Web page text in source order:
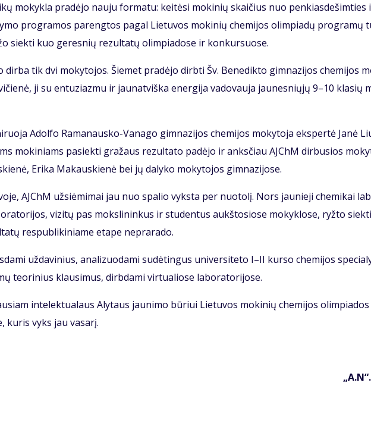
mo­kyk­la pra­dė­jo nau­ju for­ma­tu: kei­tė­si mo­ki­nių skai­čius nuo pen­kias­de­šim­ties
pro­gra­mos pa­reng­tos pa­gal Lie­tu­vos mo­ki­nių che­mi­jos olim­pia­dų pro­gra­mų
siek­ti kuo ge­res­nių re­zul­ta­tų olim­pia­do­se ir kon­kur­suo­se.
dir­ba tik dvi mo­ky­to­jos. Šie­met pra­dė­jo dirb­ti Šv. Be­ne­dik­to gim­na­zi­jos che­mi­jos
ji su en­tu­ziaz­mu ir jau­nat­viš­ka ener­gi­ja va­do­vau­ja jau­nes­nių­jų 9–10 kla­sių
Adol­fo Ra­ma­naus­ko-Va­na­go gim­na­zi­jos che­mi­jos mo­ky­to­ja eks­per­tė Ja­nė
mo­ki­niams pa­siek­ti gra­žaus re­zul­ta­to pa­dė­jo ir anks­čiau AJChM dir­bu­sios
Eri­ka Ma­kaus­kie­nė bei jų da­ly­ko mo­ky­to­jos gim­na­zi­jo­se.
AJChM už­si­ė­mi­mai jau nuo spa­lio vyks­ta per nuo­to­lį. Nors jau­nie­ji che­mi­kai
vi­zi­tų pas moks­li­nin­kus ir stu­den­tus aukš­to­sio­se mo­kyk­lo­se, ryž­to siek­ti
res­pub­li­ki­nia­me eta­pe ne­pra­ra­do.
už­da­vi­nius, ana­li­zuo­da­mi su­dė­tin­gus uni­ver­si­te­to I–II kur­so che­mi­jos
te­ori­nius klau­si­mus, dirb­da­mi vir­tu­a­lio­se la­bo­ra­to­ri­jo­se.
in­te­lek­tu­a­laus Aly­taus jau­ni­mo bū­riui Lie­tu­vos mo­ki­nių che­mi­jos
ku­ris vyks jau va­sa­rį.